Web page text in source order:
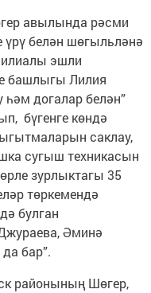
авылында рәсми
үрү белән шөгыльләнә
эшли
башлыгы Лилия
догалар белән”
бүгенге көндә
саклау,
сугыш техникасын
зурлыктагы 35
төркемендә
булган
Әминә
бар”.
районының Шөгер,